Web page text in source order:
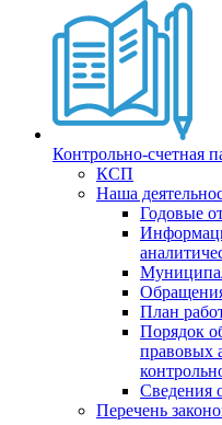
Контрольно-счетная
КСП
Наша
Годовые
План
Порядок
правовых
Сведения
Перечень